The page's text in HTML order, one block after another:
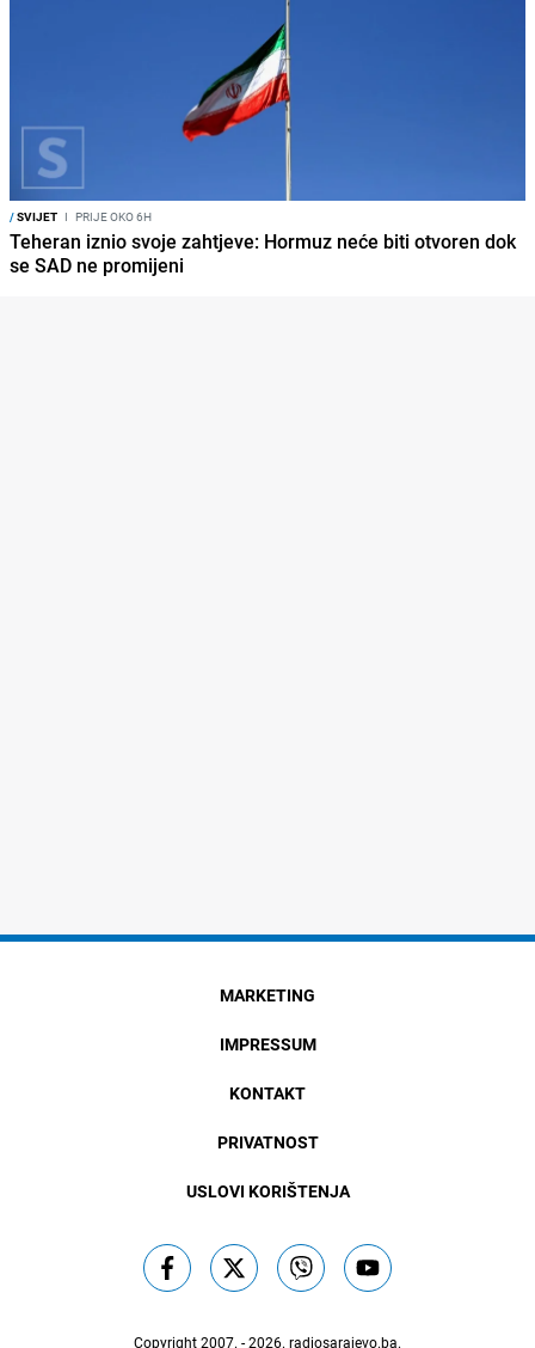
/SVIJET I PRIJE OKO 6H
Teheran iznio svoje zahtjeve: Hormuz neće biti otvoren dok
se SAD ne promijeni
MARKETING
IMPRESSUM
KONTAKT
PRIVATNOST
USLOVI KORIŠTENJA
Copyright 2007. - 2026. radiosarajevo.ba.